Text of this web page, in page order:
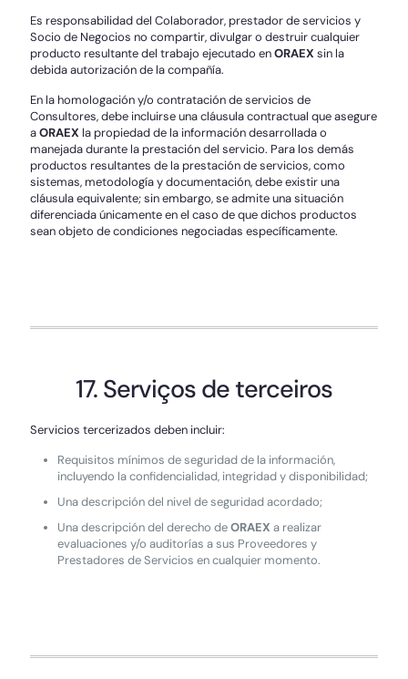
Es responsabilidad del Colaborador, prestador de servicios y
Socio de Negocios no compartir, divulgar o destruir cualquier
producto resultante del trabajo ejecutado enORAEX sin la
debida autorización de la compañía.
En la homologación y/o contratación de servicios de
Consultores, debe incluirse una cláusula contractual que asegure
aORAEX la propiedad de la información desarrollada o
manejada durante la prestación del servicio. Para los demás
productos resultantes de la prestación de servicios, como
sistemas, metodología y documentación, debe existir una
cláusula equivalente; sin embargo, se admite una situación
diferenciada únicamente en el caso de que dichos productos
sean objeto de condiciones negociadas específicamente.
17. Serviços de terceiros
Servicios tercerizados deben incluir:
Requisitos mínimos de seguridad de la información,
incluyendo la confidencialidad, integridad y disponibilidad;
Una descripción del nivel de seguridad acordado;
Una descripción del derecho deORAEX a realizar
evaluaciones y/o auditorías a sus Proveedores y
Prestadores de Servicios en cualquier momento.